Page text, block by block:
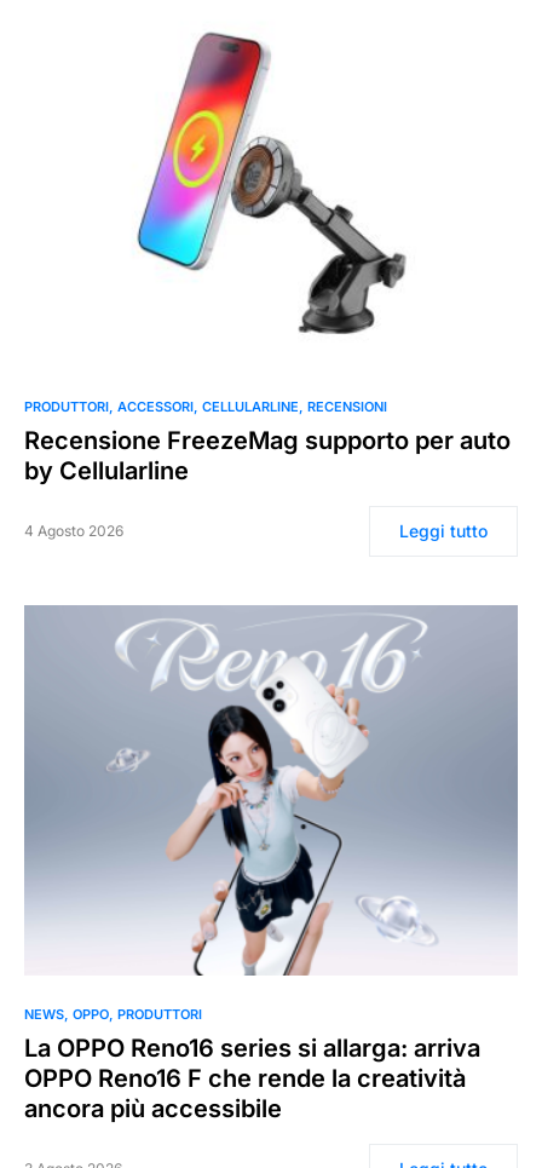
0
PRODUTTORI ACCESSORI CELLULARLINE RECENSIONI
Recensione FreezeMag supporto per auto
by Cellularline
4 Agosto 2026 Leggi tutto
0
NEWS OPPO PRODUTTORI
La OPPO Reno16 series si allarga: arriva
OPPO Reno16 F che rende la creatività
ancora più accessibile